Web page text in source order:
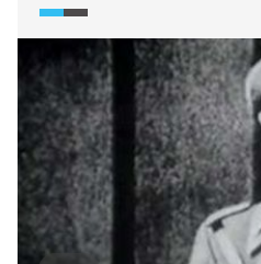
s atentátem.